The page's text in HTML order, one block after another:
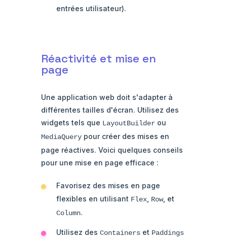
entrées utilisateur).
Réactivité et mise en
page
Une application web doit s'adapter à
différentes tailles d'écran. Utilisez des
widgets tels que LayoutBuilderou
MediaQuerypour créer des mises en
page réactives. Voici quelques conseils
pour une mise en page efficace :
Favorisez des mises en page
flexibles en utilisant Flex, Row, et
Column.
Utilisez des Containerset Paddings